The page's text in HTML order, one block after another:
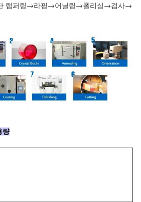
램퍼링→라핑→어닐링→폴리싱→검사→
량